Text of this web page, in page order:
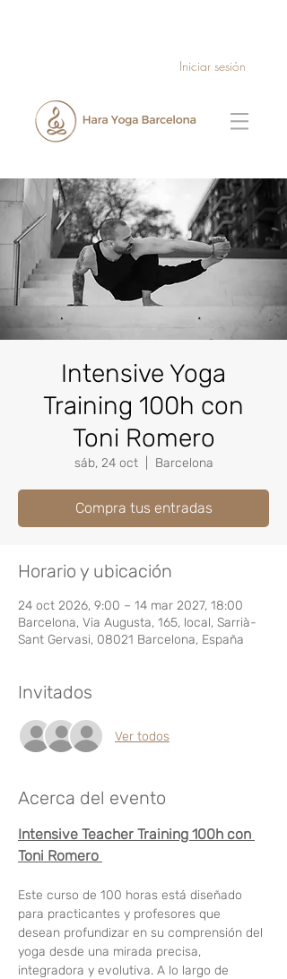
Iniciar sesión
Intensive Yoga
Training 100h con
Toni Romero
sáb, 24 oct
  |
Barcelona
Compra tus entradas
Horario y ubicación
24 oct 2026, 9:00 – 14 mar 2027, 18:00
Barcelona, Via Augusta, 165, local, Sarrià-
Sant Gervasi, 08021 Barcelona, España
Invitados
Ver todos
Acerca del evento
Intensive Teacher Training 100h con
Toni Romero
Este curso de 100 horas está diseñado
para practicantes y profesores que
desean profundizar en su comprensión del
yoga desde una mirada precisa,
integradora y evolutiva. A lo largo de